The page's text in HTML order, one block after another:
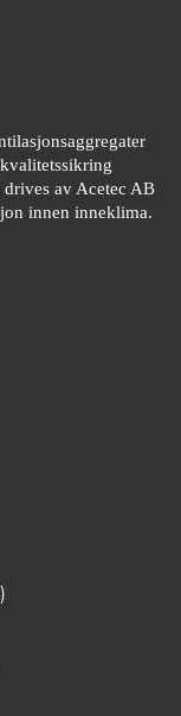
av Acetec AB
innen inneklima.